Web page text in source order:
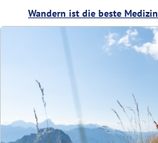
Wandern ist die beste Medizin